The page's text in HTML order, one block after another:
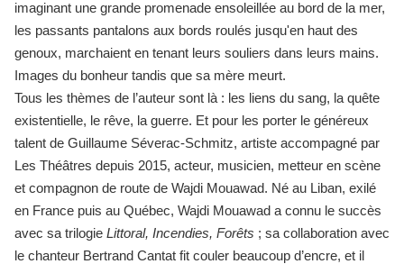
imaginant une grande promenade ensoleillée au bord de la mer,
les passants pantalons aux bords roulés jusqu'en haut des
genoux, marchaient en tenant leurs souliers dans leurs mains.
Images du bonheur tandis que sa mère meurt.
Tous les thèmes de l’auteur sont là : les liens du sang, la quête
existentielle, le rêve, la guerre. Et pour les porter le généreux
talent de Guillaume Séverac-Schmitz, artiste accompagné par
Les Théâtres depuis 2015, acteur, musicien, metteur en scène
et compagnon de route de Wajdi Mouawad. Né au Liban, exilé
en France puis au Québec, Wajdi Mouawad a connu le succès
avec sa trilogie Littoral, Incendies, Forêts ; sa collaboration avec
le chanteur Bertrand Cantat fit couler beaucoup d’encre, et il